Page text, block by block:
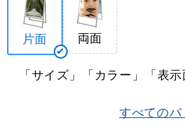
片面 両面
「サイズ」「カラー」「表
すべての